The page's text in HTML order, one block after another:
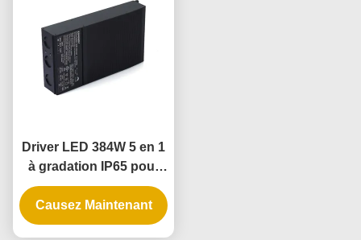
Driver LED 384W 5 en 1
à gradation IP65 pour
rubans LED et
suspensions
Causez Maintenant